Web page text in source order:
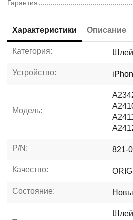
Гарантия
Характеристики Описание
Категория:
Устройство:
Модель:
P/N: 821-
Качество: ORIG
Состояние: